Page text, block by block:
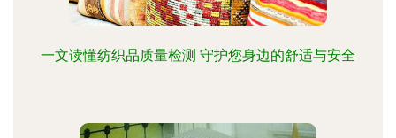
一文读懂纺织品质量检测 守护您身边的舒适与安全